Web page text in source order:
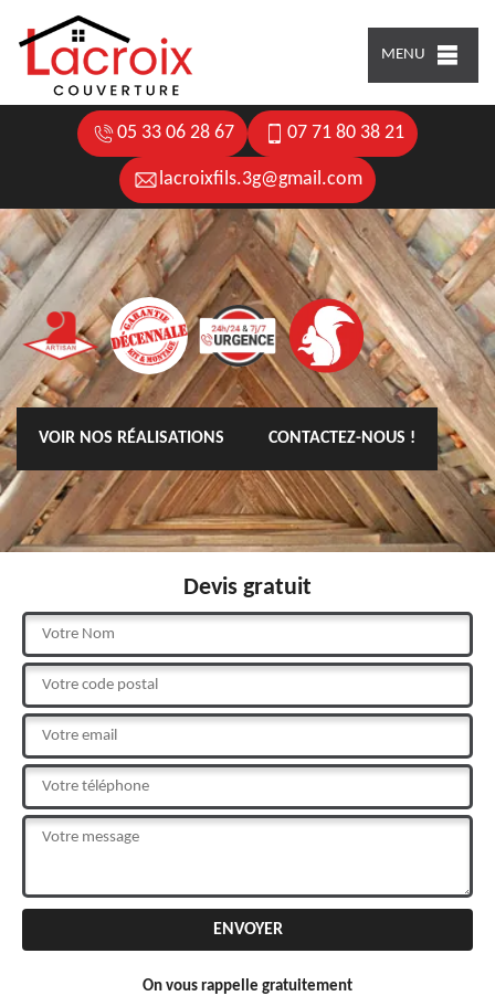
MENU
05 33 06 28 67 07 71 80 38 21
lacroixfils.3g@gmail.com
VOIR NOS RÉALISATIONS CONTACTEZ-NOUS !
Devis gratuit
On vous rappelle gratuitement